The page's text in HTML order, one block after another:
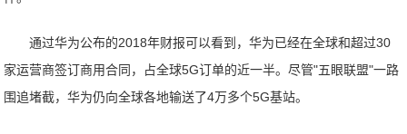
通过华为公布的2018年财报可以看到，华为已经在全球和超过30
家运营商签订商用合同，占全球5G订单的近一半。尽管"五眼联盟"一路
围追堵截，华为仍向全球各地输送了4万多个5G基站。